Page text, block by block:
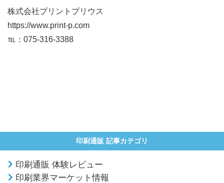
株式会社プリントプリウス
https://www.print-p.com
℡：075-316-3388
印刷通販 記事カテゴリ
印刷通販 体験レビュー
印刷業界マーケット情報